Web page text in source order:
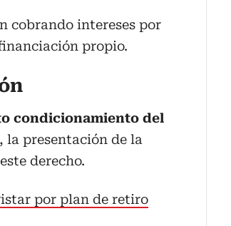
cobrando intereses por
propio.
condicionamiento del
la presentación de la
derecho.
por plan de retiro